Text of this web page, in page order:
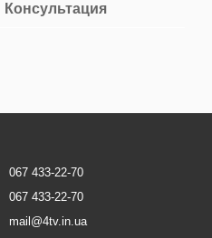
Консультация
067 433-22-70
067 433-22-70
mail@4tv.in.ua